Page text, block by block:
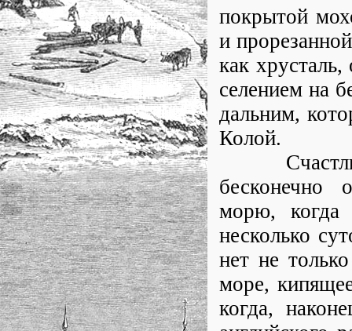
покрытой
и
как
селением на
дальним,
Колой.
Счастлив
бесконечно
морю, когда
несколько
нет не
море,
когда,